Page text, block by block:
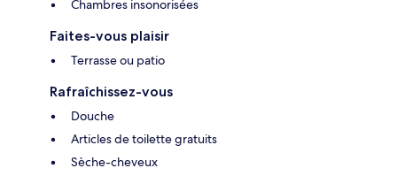
Chambres insonorisées
Faites-vous plaisir
Terrasse ou patio
Rafraîchissez-vous
Douche
Articles de toilette gratuits
Sèche-cheveux